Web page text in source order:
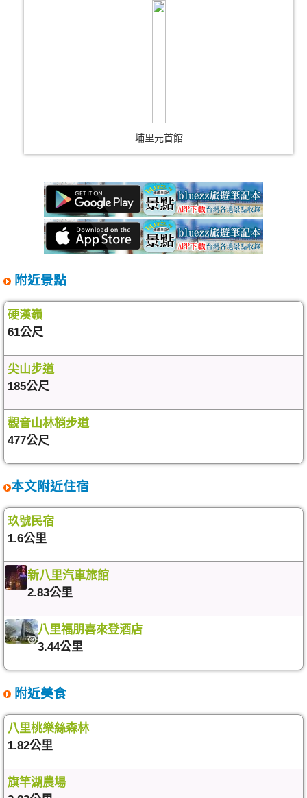
埔里元首館
附近景點
硬漢嶺
61公尺
尖山步道
185公尺
觀音山林梢步道
477公尺
本文附近住宿
玖號民宿
1.6公里
新八里汽車旅館
2.83公里
八里福朋喜來登酒店
3.44公里
附近美食
八里桃樂絲森林
1.82公里
旗竿湖農場